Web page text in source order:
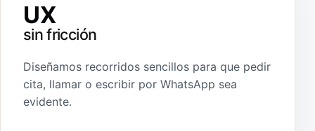
UX
sin fricción
Diseñamos recorridos sencillos para que pedir
cita, llamar o escribir por WhatsApp sea
evidente.